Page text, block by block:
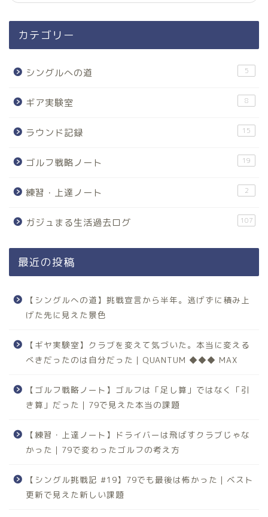
カテゴリー
シングルへの道 5
ギア実験室 8
ラウンド記録 15
ゴルフ戦略ノート 19
練習・上達ノート 2
ガジュまる生活過去ログ 107
最近の投稿
【シングルへの道】挑戦宣言から半年。逃げずに積み上
げた先に見えた景色
【ギヤ実験室】クラブを変えて気づいた。本当に変える
べきだったのは自分だった｜QUANTUM ◆◆◆ MAX
【ゴルフ戦略ノート】ゴルフは「足し算」ではなく「引
き算」だった｜79で見えた本当の課題
【練習・上達ノート】ドライバーは飛ばすクラブじゃな
かった｜79で変わったゴルフの考え方
【シングル挑戦記 #19】79でも最後は怖かった｜ベスト
更新で見えた新しい課題